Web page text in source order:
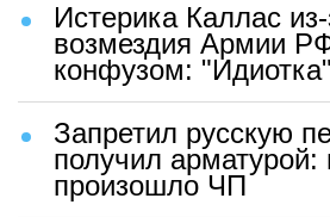
Истерика Каллас
возмездия Армии
конфузом: "Идиотка"
Запретил русскую
получил
произошло ЧП